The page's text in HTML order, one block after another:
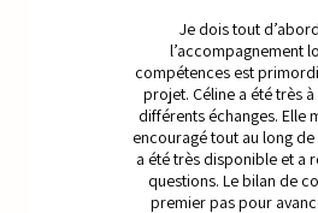
Je dois tout
l’accompagnement
compétences est
projet. Céline a été très
différents échanges. Elle
encouragé tout au long
a été très disponible et a
questions. Le bilan de
premier pas pour